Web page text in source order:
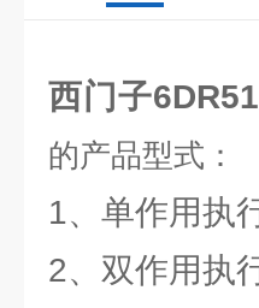
西门子
的产品型式：
1、单作用执
2、双作用执